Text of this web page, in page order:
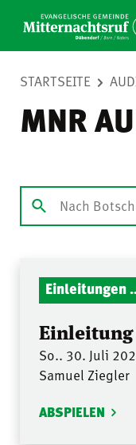
STARTSEITE
MNR
Einleitung
So.. 30. Juli
Samuel Ziegler
ABSPIELEN